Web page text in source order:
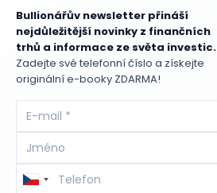
Bullionářův newsletter přináší
nejdůležitější novinky z finančních
trhů a informace ze světa investic.
Zadejte své telefonní číslo a získejte
originální e-booky ZDARMA!